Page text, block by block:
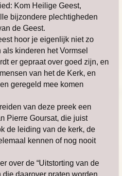
Kom Heilige Geest,
bijzondere plechtigheden
de Geest.
hoor je eigenlijk niet zo
kinderen het Vormsel
er gepraat over goed zijn, en
van het de Kerk, en
geregeld mee komen
van deze preek een
Pierre Goursat, die juist
de leiding van de kerk, de
kennen of nog nooit
over de “Uitstorting van de